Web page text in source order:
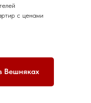
с ценами
Вешняках